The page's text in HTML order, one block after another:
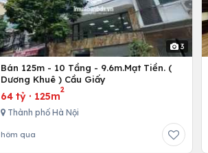
3
Bán 125m - 10 Tầng - 9.6m.Mạt Tiền. (
Dương Khuê ) Cầu Giấy
64 tỷ · 125m
2
Thành phố Hà Nội
hôm qua